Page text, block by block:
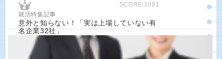
SCORE:1091
就活特集記事
意外と知らない！「実は上場していない有
名企業32社」